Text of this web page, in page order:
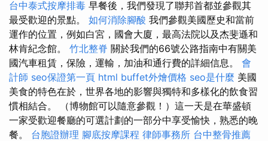
台中泰式按摩排毒 早餐後，我們發現了聯邦首都並參觀其
最受歡迎的景點。 如何消除腳酸 我們參觀美國歷史和當前
運作的位置，例如白宮，國會大廈，最高法院以及杰斐遜和
林肯紀念館。 竹北整脊 關於我們的66號公路指南中有關美
國汽車租賃，保險，運輸，加油和通行費的詳細信息。 會
計師 seo保證第一頁 html buffet外燴價格 seo是什麼 美國
美食的特色在於，世界各地的影響與獨特和多樣化的飲食習
慣相結合。 （博物館可以隨意參觀！）這一天是在華盛頓
一家受歡迎餐廳的可選計劃的一部分中享受愉快，熟悉的晚
餐。 台胞證辦理 腳底按摩課程 律師事務所 台中整骨推薦